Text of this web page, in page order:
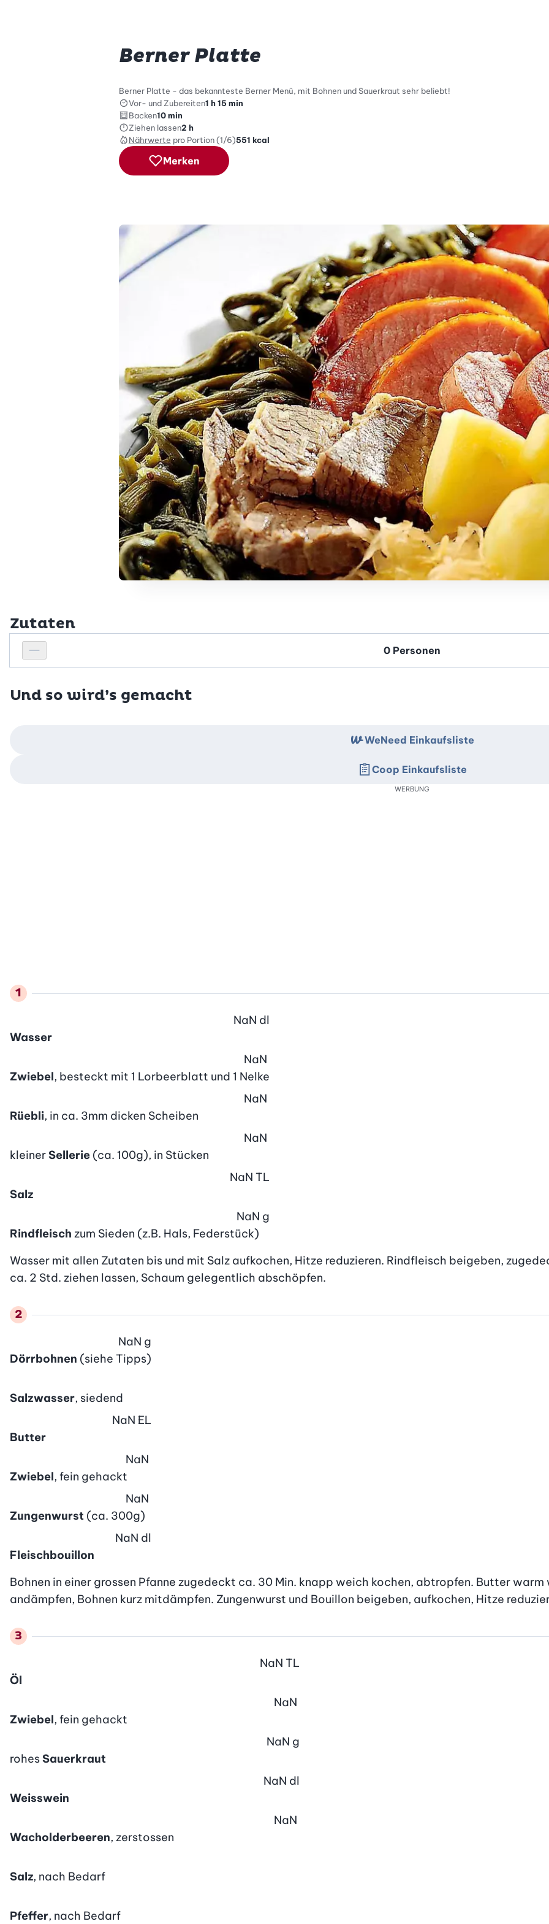
Berner Platte
Berner Platte - das bekannteste Berner Menü, mit Bohnen und Sauerkraut sehr beliebt!
Vor- und Zubereiten1 h 15 min
Backen10 min
Ziehen lassen2 h
Nährwerte pro Portion (1/6)551 kcal
Merken
Zutaten
Personenanzahl verringern
Personenanzahl
Und so wird’s gemacht
Wasser
NaN dl
Zwiebel, besteckt mit 1 Lorbeerblatt und 1 Nelke
NaN
Rüebli, in ca. 3mm dicken Scheiben
NaN
kleinerSellerie (ca. 100g), in Stücken
NaN
Salz
NaN TL
Rindfleisch zum Sieden (z.B. Hals, Federstück)
NaN g
Wasser mit allen Zutaten bis und mit Salz aufkochen, Hitze reduzieren. Rindfleisch beigeben,
ca. 2 Std. ziehen lassen, Schaum gelegentlich abschöpfen.
Dörrbohnen (siehe Tipps)
NaN g
Salzwasser, siedend
Butter
NaN EL
Zwiebel, fein gehackt
NaN
Zungenwurst (ca. 300g)
NaN
Fleischbouillon
NaN dl
Bohnen in einer grossen Pfanne zugedeckt ca. 30 Min. knapp weich kochen, abtropfen. Butter
andämpfen, Bohnen kurz mitdämpfen. Zungenwurst und Bouillon beigeben, aufkochen, Hitze
Öl
NaN TL
Zwiebel, fein gehackt
NaN
rohesSauerkraut
NaN g
Weisswein
NaN dl
Wacholderbeeren, zerstossen
NaN
Salz, nach Bedarf
Pfeffer, nach Bedarf
WeNeed Einkaufsliste
Coop Einkaufsliste
WERBUNG